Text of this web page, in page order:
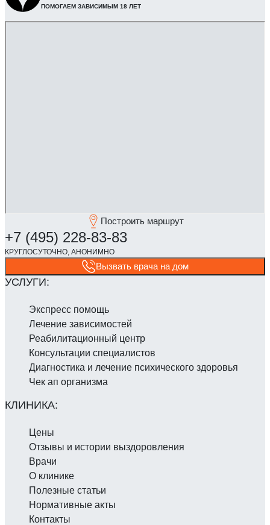
ПОМОГАЕМ ЗАВИСИМЫМ 18 ЛЕТ
Построить маршрут
Вызвать врача на дом
Экспресс помощь
Лечение зависимостей
Реабилитаци­онный центр
Консультации специалистов
Диагностика и лечение психического здоровья
Чек ап организма
Цены
Отзывы и истории выздоровления
Врачи
О клинике
Полезные статьи
Нормативные акты
Контакты